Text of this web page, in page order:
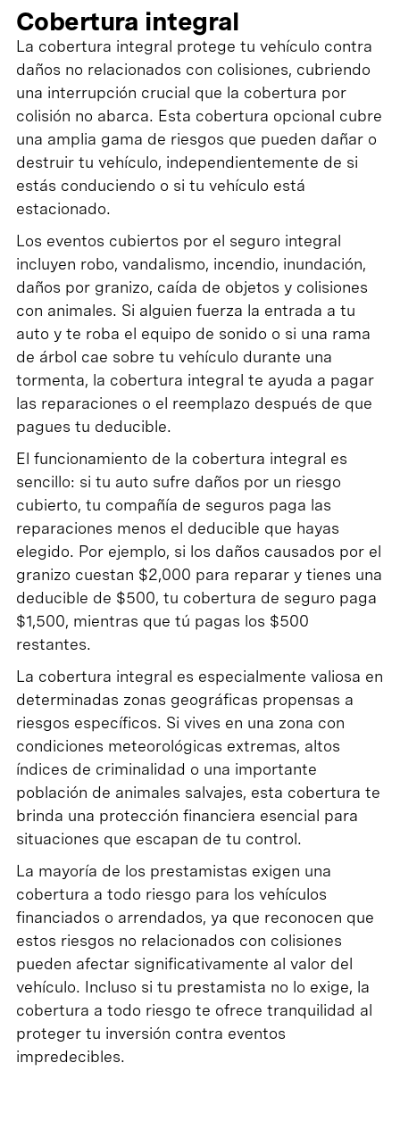
Cobertura integral
La cobertura integral protege tu vehículo contra
daños no relacionados con colisiones, cubriendo
una interrupción crucial que la cobertura por
colisión no abarca. Esta cobertura opcional cubre
una amplia gama de riesgos que pueden dañar o
destruir tu vehículo, independientemente de si
estás conduciendo o si tu vehículo está
estacionado.
Los eventos cubiertos por el seguro integral
incluyen robo, vandalismo, incendio, inundación,
daños por granizo, caída de objetos y colisiones
con animales. Si alguien fuerza la entrada a tu
auto y te roba el equipo de sonido o si una rama
de árbol cae sobre tu vehículo durante una
tormenta, la cobertura integral te ayuda a pagar
las reparaciones o el reemplazo después de que
pagues tu deducible.
El funcionamiento de la cobertura integral es
sencillo: si tu auto sufre daños por un riesgo
cubierto, tu compañía de seguros paga las
reparaciones menos el deducible que hayas
elegido. Por ejemplo, si los daños causados por el
granizo cuestan $2,000 para reparar y tienes una
deducible de $500, tu cobertura de seguro paga
$1,500, mientras que tú pagas los $500
restantes.
La cobertura integral es especialmente valiosa en
determinadas zonas geográficas propensas a
riesgos específicos. Si vives en una zona con
condiciones meteorológicas extremas, altos
índices de criminalidad o una importante
población de animales salvajes, esta cobertura te
brinda una protección financiera esencial para
situaciones que escapan de tu control.
La mayoría de los prestamistas exigen una
cobertura a todo riesgo para los vehículos
financiados o arrendados, ya que reconocen que
estos riesgos no relacionados con colisiones
pueden afectar significativamente al valor del
vehículo. Incluso si tu prestamista no lo exige, la
cobertura a todo riesgo te ofrece tranquilidad al
proteger tu inversión contra eventos
impredecibles.